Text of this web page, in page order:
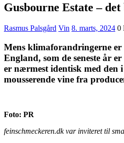
Gusbourne Estate –
Rasmus Palsgård Vin 8. marts, 2024 0
Mens klimaforandringerne er
England, som de seneste år
er nærmest identisk med den
mousserende vine fra
Foto: PR
feinschmeckeren.dk var inviteret til